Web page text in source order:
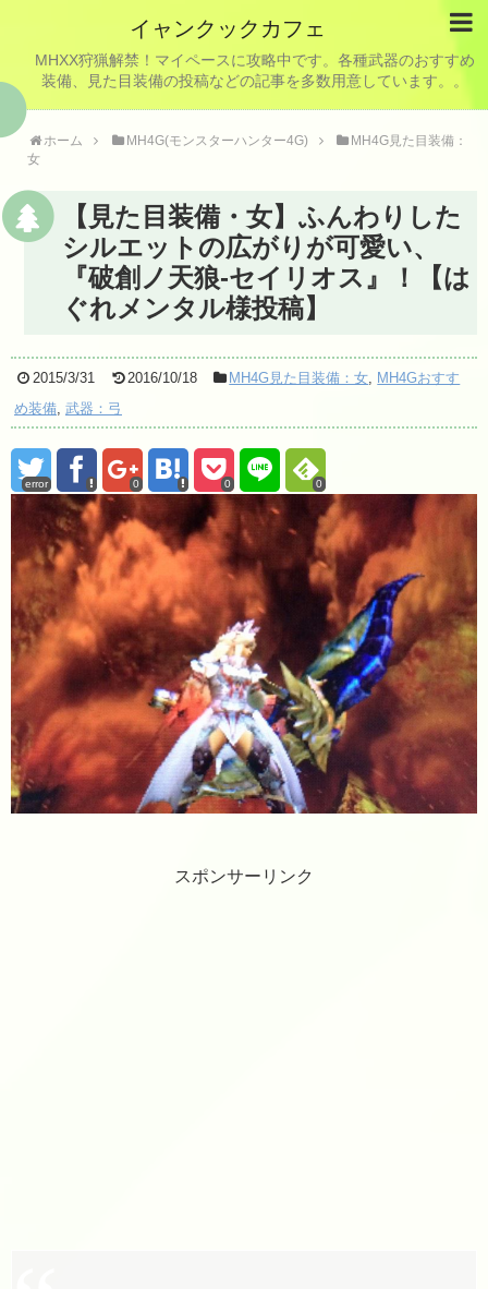
イャンクックカフェ
MHXX狩猟解禁！マイペースに攻略中です。各種武器のおすすめ
装備、見た目装備の投稿などの記事を多数用意しています。。
ホーム MH4G(モンスターハンター4G)
MH4G見た目装備：
女
【見た目装備・女】ふんわりした
シルエットの広がりが可愛い、
『破創ノ天狼-セイリオス』！【は
ぐれメンタル様投稿】
2015/3/31 2016/10/18 MH4G見た目装備：女, MH4Gおすす
め装備, 武器：弓
error 0 0 0
スポンサーリンク